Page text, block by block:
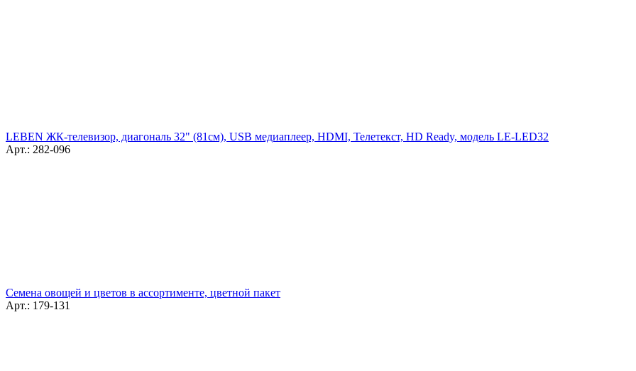
LEBEN ЖК-телевизор, диагональ 32" (81см), USB медиаплеер, HDMI, Телетекст, HD Ready, модель LE-LED32
Арт.: 282-096
Семена овощей и цветов в ассортименте, цветной пакет
Арт.: 179-131